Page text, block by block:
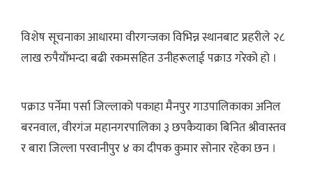
विशेष सूचनाका आधारमा वीरगन्जका विभिन्न स्थानबाट प्रहरीले २८
लाख रुपैयाँभन्दा बढी रकमसहित उनीहरूलाई पक्राउ गरेको हो ।
पक्राउ पर्नेमा पर्सा जिल्लाको पकाहा मैनपुर गाउपालिकाका अनिल
बरनवाल, वीरगंज महानगरपालिका ३ छपकैयाका बिनित श्रीवास्तव
र बारा जिल्ला परवानीपुर ४ का दीपक कुमार सोनार रहेका छन ।